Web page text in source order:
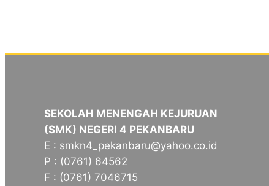
SEKOLAH MENENGAH KEJURUAN
(SMK) NEGERI 4 PEKANBARU
E : smkn4_pekanbaru@yahoo.co.id
P : (0761) 64562
F : (0761) 7046715